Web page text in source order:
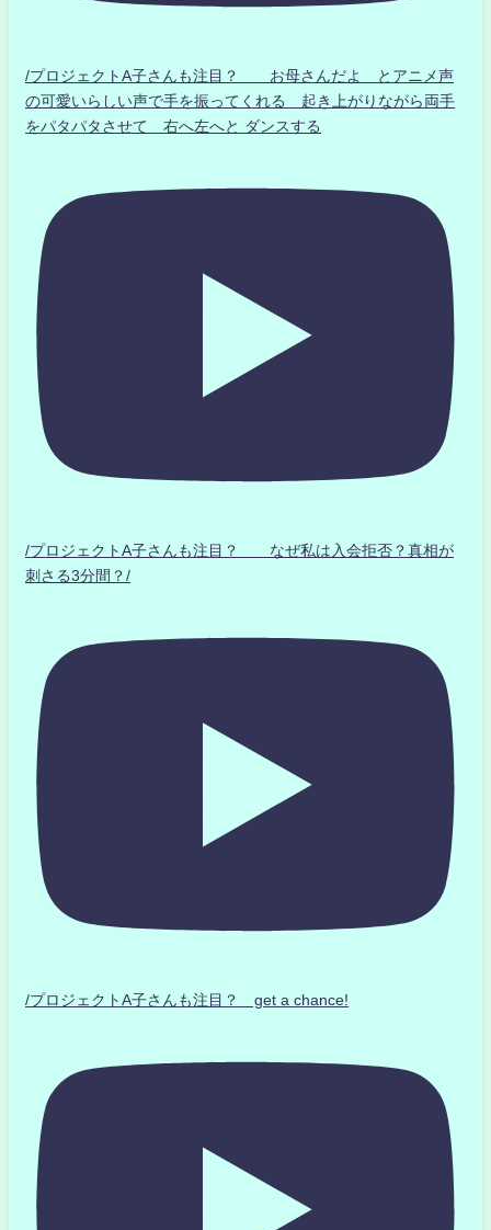
/プロジェクトA子さんも注目？ お母さんだよ とアニメ声
の可愛いらしい声で手を振ってくれる 起き上がりながら両手
をパタパタさせて 右へ左へと ダンスする
/プロジェクトA子さんも注目？ なぜ私は入会拒否？真相が
刺さる3分間？/
/プロジェクトA子さんも注目？ get a chance!